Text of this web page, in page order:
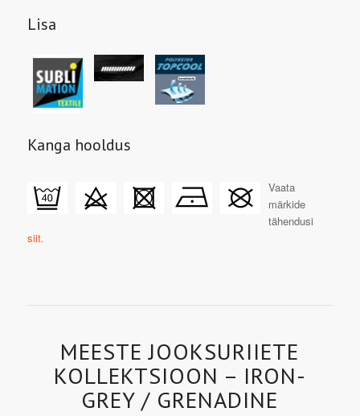
Lisa
Kanga hooldus
Vaata
märkide
tähendusi
siit.
MEESTE JOOKSURIIETE
KOLLEKTSIOON – IRON-
GREY / GRENADINE